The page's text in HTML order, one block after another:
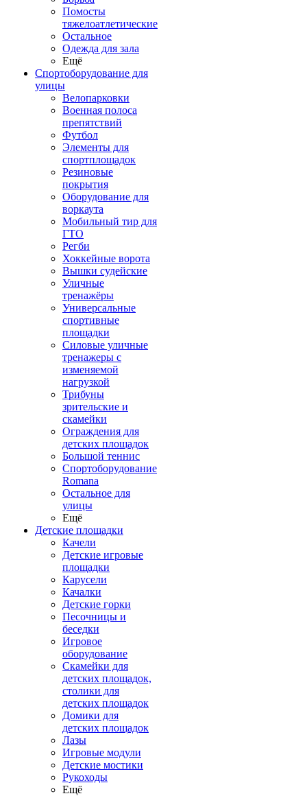
Помосты
тяжелоатлетические
Остальное
Одежда для зала
Ещё
Спортоборудование для
улицы
Велопарковки
Военная полоса
препятствий
Футбол
Элементы для
спортплощадок
Резиновые
покрытия
Оборудование для
воркаута
Мобильный тир для
ГТО
Регби
Хоккейные ворота
Вышки судейские
Уличные
тренажёры
Универсальные
спортивные
площадки
Силовые уличные
тренажеры с
изменяемой
нагрузкой
Трибуны
зрительские и
скамейки
Ограждения для
детских площадок
Большой теннис
Спортоборудование
Romana
Остальное для
улицы
Ещё
Детские площадки
Качели
Детские игровые
площадки
Карусели
Качалки
Детские горки
Песочницы и
беседки
Игровое
оборудование
Скамейки для
детских площадок,
столики для
детских площадок
Домики для
детских площадок
Лазы
Игровые модули
Детские мостики
Рукоходы
Ещё